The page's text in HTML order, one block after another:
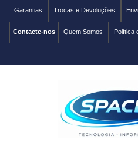
Trocas e Devoluções
Garantias
Política
Quem Somos
Contacte-nos